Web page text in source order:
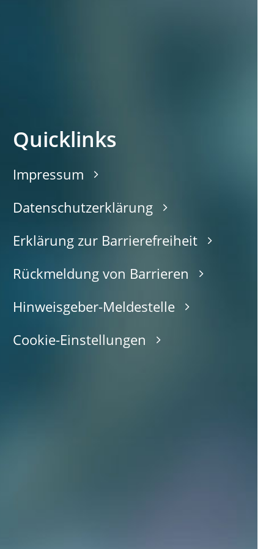
Quicklinks
Impressum
Datenschutzerklärung
Erklärung zur Barrierefreiheit
Rückmeldung von Barrieren
Hinweisgeber-Meldestelle
Cookie-Einstellungen